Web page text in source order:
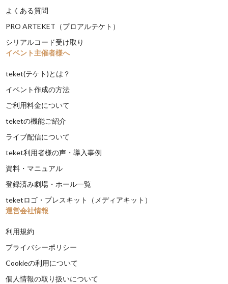
よくある質問
PRO ARTEKET（プロアルテケト）
シリアルコード受け取り
イベント主催者様へ
teket(テケト)とは？
イベント作成の方法
ご利用料金について
teketの機能ご紹介
ライブ配信について
teket利用者様の声・導入事例
資料・マニュアル
登録済み劇場・ホール一覧
teketロゴ・プレスキット（メディアキット）
運営会社情報
利用規約
プライバシーポリシー
Cookieの利用について
個人情報の取り扱いについて